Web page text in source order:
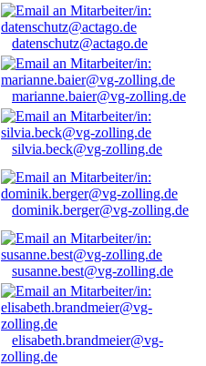
datenschutz@actago.de
marianne.baier@vg-zolling.de
silvia.beck@vg-zolling.de
dominik.berger@vg-zolling.de
susanne.best@vg-zolling.de
elisabeth.brandmeier@vg-
zolling.de